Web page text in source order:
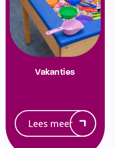
Vakanties
Lees meer